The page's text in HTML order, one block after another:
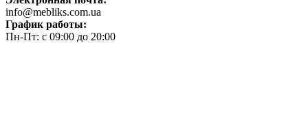
info@mebliks.com.ua
График работы:
Пн-Пт: с 09:00 до 20:00